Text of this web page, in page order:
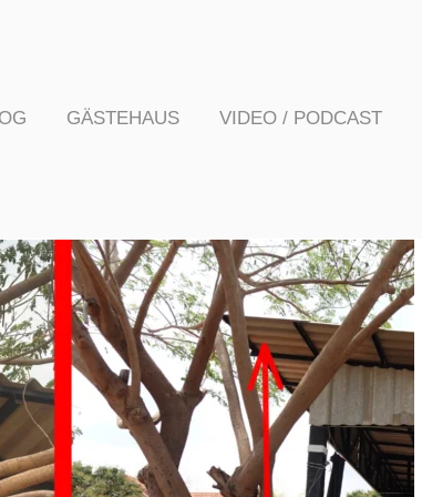
GÄSTEHAUS VIDEO / PODCAST